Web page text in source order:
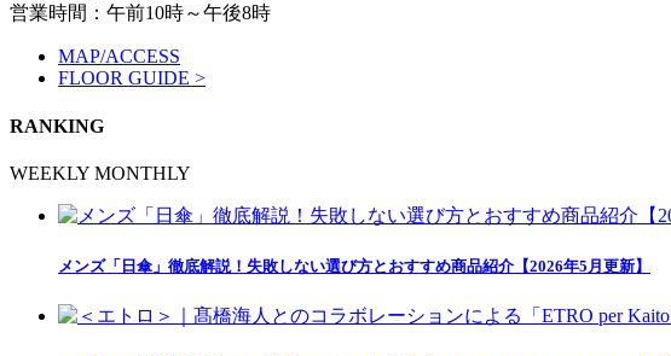
営業時間：午前10時～午後8時
MAP/ACCESS
FLOOR GUIDE >
RANKING
WEEKLY MONTHLY
メンズ「日傘」徹底解説！失敗しない選び方とおすすめ商品紹介【2026年5月更新】